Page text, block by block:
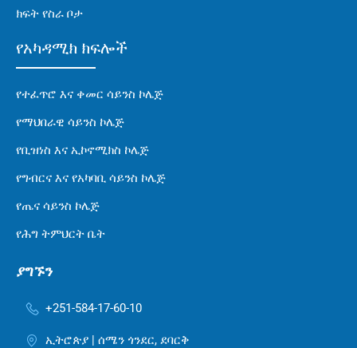
ክፍት የስራ ቦታ
የአካዳሚክ ክፍሎች
የተፈጥሮ እና ቀመር ሳይንስ ኮሌጅ
የማህበራዊ ሳይንስ ኮሌጅ
የቢዝነስ እና ኢኮኖሚክስ ኮሌጅ
የግብርና እና የአካባቢ ሳይንስ ኮሌጅ
የጤና ሳይንስ ኮሌጅ
የሕግ ትምህርት ቤት
ያግኙን
+251-584-17-60-10
ኢትሮጵያ | ሰሜን ጎንደር, ደባርቅ